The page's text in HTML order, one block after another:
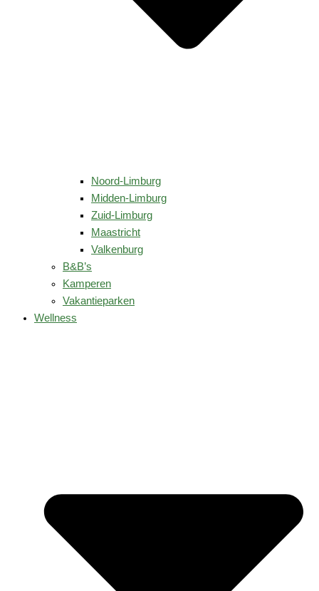
Noord-Limburg
Midden-Limburg
Zuid-Limburg
Maastricht
Valkenburg
B&B’s
Kamperen
Vakantieparken
Wellness